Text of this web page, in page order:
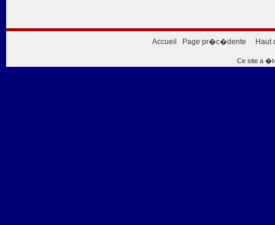
Accueil Page pr�c�dente Haut
Ce site a